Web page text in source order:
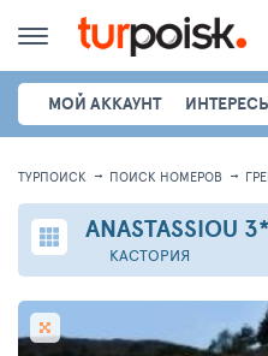
МОЙ АККАУНТ
ТУРПОИСК ПОИСК НОМЕРОВ
ANASTASSIOU 3*
КАСТОРИЯ